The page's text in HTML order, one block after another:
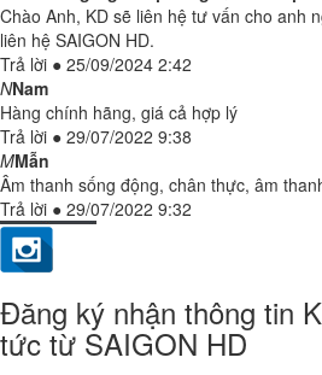
Chào Anh, KD sẽ liên hệ tư vấn cho anh
liên hệ SAIGON HD.
Trả lời ● 25/09/2024 2:42
NNam
Hàng chính hãng, giá cả hợp lý
Trả lời ● 29/07/2022 9:38
MMẫn
Âm thanh sống động, chân thực, âm
Trả lời ● 29/07/2022 9:32
Đăng ký nhận thông tin
tức từ SAIGON HD